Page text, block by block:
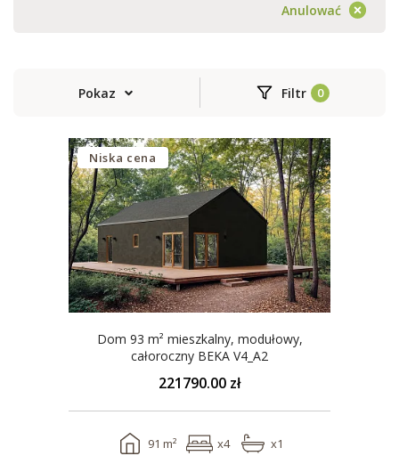
Anulować
Pokaz Filtr
Niska cena
Dom 93 m² mieszkalny, modułowy,
całoroczny BEKA V4_A2
221790.00 zł
91 m² x4 x1